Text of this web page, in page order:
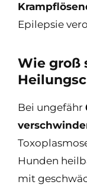
Epilepsie
Wie groß
Bei ungefähr
Hunden
mit